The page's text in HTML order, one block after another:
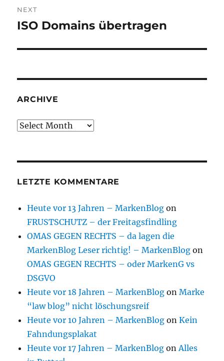
NEXT
Next
ISO Domains übertragen
ARCHIVE
Archive
LETZTE KOMMENTARE
Heute vor 13 Jahren – MarkenBlog on
FRUSTSCHUTZ – der Freitagsfindling
OMAS GEGEN RECHTS – da lagen die
MarkenBlog Leser richtig! – MarkenBlog on
OMAS GEGEN RECHTS – oder MarkenG vs
DSGVO
Heute vor 18 Jahren – MarkenBlog onMarke
“law blog” nicht löschungsreif
Heute vor 10 Jahren – MarkenBlog onKein
Fahndungsplakat
Heute vor 17 Jahren – MarkenBlog onAlles